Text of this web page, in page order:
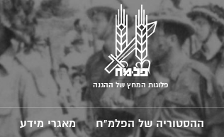
פלוגות המחץ של ההגנה
ההסטוריה של הפלמ"ח מאגרי מידע